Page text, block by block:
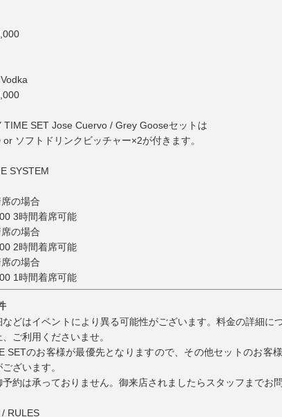
TIME SET Jose Cuervo / Grey Gooseセットは
ソフトドリンクビッチャー×2が付きます。
SYSTEM
の場合
3時間着席可能
の場合
2時間着席可能
の場合
1時間着席可能
どはイベントにより異る可能性がございます。料金の詳細に
ご利用くださいませ。
SETのお客様が最優先となりますので、その他セットのお客
ざいます。
約は承っておりません。御来店されましたらスタッフまでお
RULES